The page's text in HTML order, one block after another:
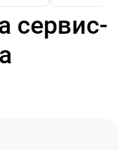
сервис-